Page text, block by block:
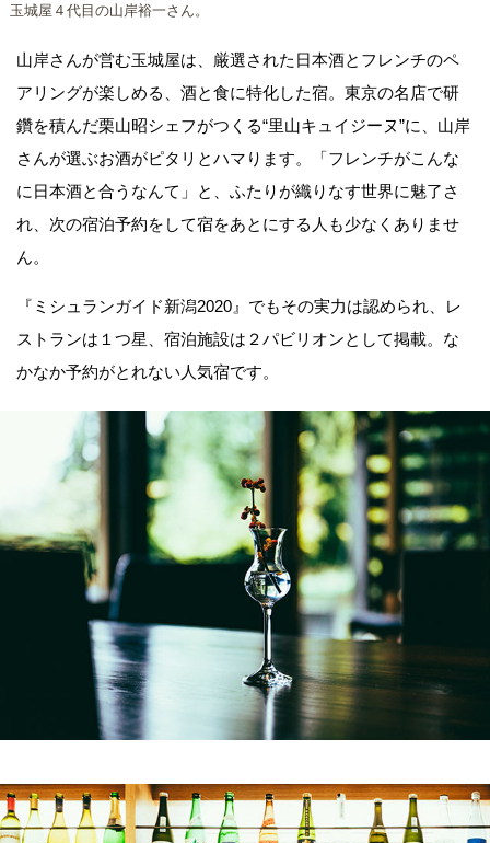
玉城屋４代目の山岸裕一さん。
山岸さんが営む玉城屋は、厳選された日本酒とフレンチのペ
アリングが楽しめる、酒と食に特化した宿。東京の名店で研
鑽を積んだ栗山昭シェフがつくる“里山キュイジーヌ”に、山岸
さんが選ぶお酒がピタリとハマります。「フレンチがこんな
に日本酒と合うなんて」と、ふたりが織りなす世界に魅了さ
れ、次の宿泊予約をして宿をあとにする人も少なくありませ
ん。
『ミシュランガイド新潟2020』でもその実力は認められ、レ
ストランは１つ星、宿泊施設は２パビリオンとして掲載。な
かなか予約がとれない人気宿です。